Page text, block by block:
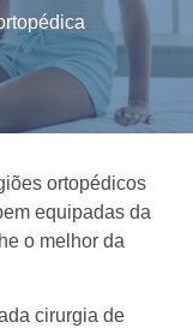
ortopédicos
equipadas da
o melhor da
cirurgia de